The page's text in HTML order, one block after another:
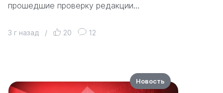
прошедшие проверку редакции…
3 г назад / 20 12
Новость